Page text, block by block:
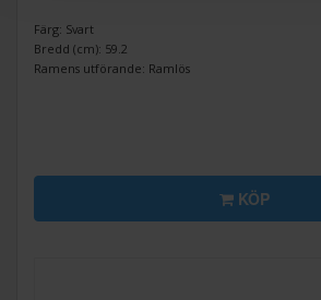
Färg: Svart
Bredd (cm): 59.2
Ramens utförande: Ramlös
KÖP